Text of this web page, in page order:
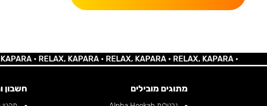
•RELAX, KAPARA •RELAX, KAPARA •RELAX, KAPARA •
מתוגים מובילים חשבון